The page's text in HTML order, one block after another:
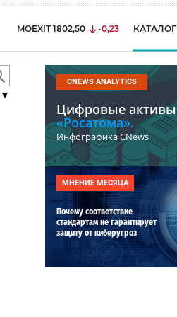
MOEXIT 1802,50 -0,23 КАТАЛОГ
CNEWS ANALYTICS
Цифровые активы
«Росатома».
Инфографика CNews
МНЕНИЕ МЕСЯЦА
Почему соответствие
стандартам не гарантирует
защиту от киберугроз